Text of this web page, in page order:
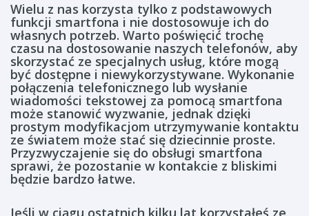
Wielu z nas korzysta tylko z podstawowych
funkcji smartfona i nie dostosowuje ich do
własnych potrzeb. Warto poświęcić trochę
czasu na dostosowanie naszych telefonów, aby
skorzystać ze specjalnych usług, które mogą
być dostępne i niewykorzystywane. Wykonanie
połączenia telefonicznego lub wysłanie
wiadomości tekstowej za pomocą smartfona
może stanowić wyzwanie, jednak dzięki
prostym modyfikacjom utrzymywanie kontaktu
ze światem może stać się dziecinnie proste.
Przyzwyczajenie się do obsługi smartfona
sprawi, że pozostanie w kontakcie z bliskimi
będzie bardzo łatwe.
Jeśli w ciągu ostatnich kilku lat korzystałeś ze